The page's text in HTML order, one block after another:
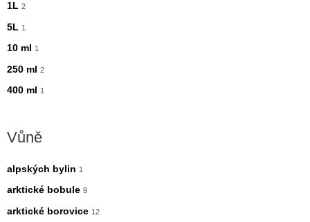
1L 2
5L 1
10 ml 1
250 ml 2
400 ml 1
Vůně
alpských bylin 1
arktické bobule 9
arktické borovice 12